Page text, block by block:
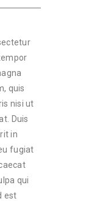
quis
nisi ut
Duis
in
fugiat
qui
est